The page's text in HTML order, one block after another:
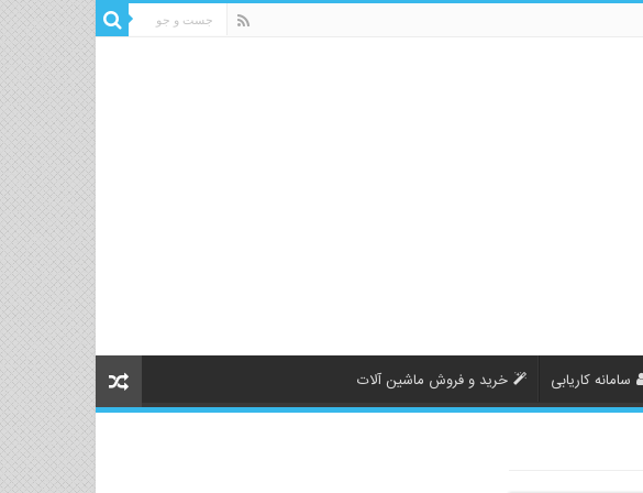
سامانه کاریابی خرید و فروش ماشین آلات